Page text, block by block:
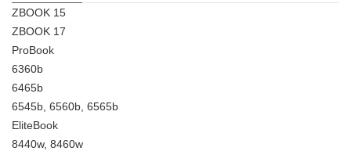
ZBOOK 15
ZBOOK 17
ProBook
6360b
6465b
6545b, 6560b, 6565b
EliteBook
8440w, 8460w